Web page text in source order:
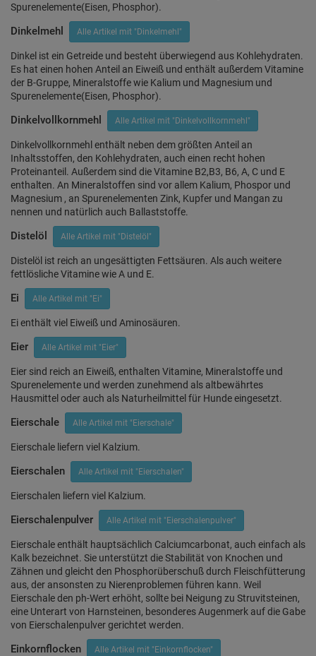
Spurenelemente(Eisen, Phosphor).
Dinkelmehl Alle Artikel mit "Dinkelmehl"
Dinkel ist ein Getreide und besteht überwiegend aus Kohlehydraten.
Es hat einen hohen Anteil an Eiweiß und enthält außerdem Vitamine
der B-Gruppe, Mineralstoffe wie Kalium und Magnesium und
Spurenelemente(Eisen, Phosphor).
Dinkelvollkornmehl Alle Artikel mit "Dinkelvollkornmehl"
Dinkelvollkornmehl enthält neben dem größten Anteil an
Inhaltsstoffen, den Kohlehydraten, auch einen recht hohen
Proteinanteil. Außerdem sind die Vitamine B2,B3, B6, A, C und E
enthalten. An Mineralstoffen sind vor allem Kalium, Phospor und
Magnesium , an Spurenelementen Zink, Kupfer und Mangan zu
nennen und natürlich auch Ballaststoffe.
Distelöl Alle Artikel mit "Distelöl"
Distelöl ist reich an ungesättigten Fettsäuren. Als auch weitere
fettlösliche Vitamine wie A und E.
Ei Alle Artikel mit "Ei"
Ei enthält viel Eiweiß und Aminosäuren.
Eier Alle Artikel mit "Eier"
Eier sind reich an Eiweiß, enthalten Vitamine, Mineralstoffe und
Spurenelemente und werden zunehmend als altbewährtes
Hausmittel oder auch als Naturheilmittel für Hunde eingesetzt.
Eierschale Alle Artikel mit "Eierschale"
Eierschale liefern viel Kalzium.
Eierschalen Alle Artikel mit "Eierschalen"
Eierschalen liefern viel Kalzium.
Eierschalenpulver Alle Artikel mit "Eierschalenpulver"
Eierschale enthält hauptsächlich Calciumcarbonat, auch einfach als
Kalk bezeichnet. Sie unterstützt die Stabilität von Knochen und
Zähnen und gleicht den Phosphorüberschuß durch Fleischfütterung
aus, der ansonsten zu Nierenproblemen führen kann. Weil
Eierschale den ph-Wert erhöht, sollte bei Neigung zu Struvitsteinen,
eine Unterart von Harnsteinen, besonderes Augenmerk auf die Gabe
von Eierschalenpulver gerichtet werden.
Einkornflocken Alle Artikel mit "Einkornflocken"